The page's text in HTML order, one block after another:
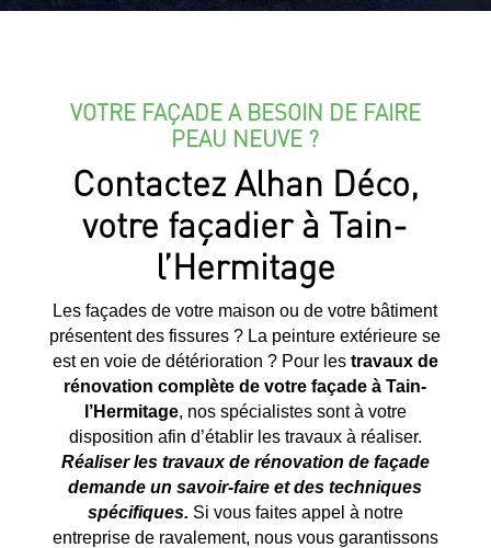
VOTRE FAÇADE A BESOIN DE FAIRE
PEAU NEUVE ?
Contactez Alhan Déco,
votre façadier à Tain-
l’Hermitage
Les façades de votre maison ou de votre bâtiment
présentent des fissures ? La peinture extérieure se
est en voie de détérioration ? Pour les travaux de
rénovation complète de votre façade à Tain-
l’Hermitage, nos spécialistes sont à votre
disposition afin d’établir les travaux à réaliser.
Réaliser les travaux de rénovation de façade
demande un savoir-faire et des techniques
spécifiques. Si vous faites appel à notre
entreprise de ravalement, nous vous garantissons